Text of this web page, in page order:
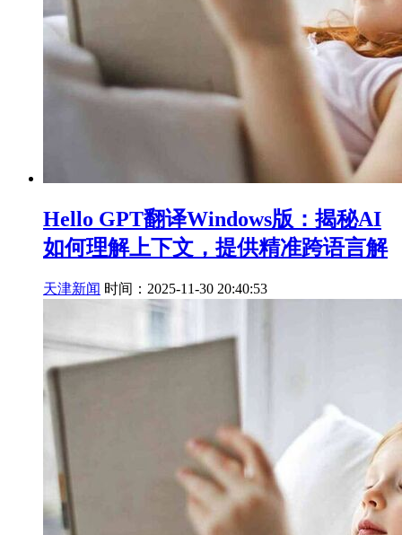
Hello GPT翻译Windows版：揭秘AI
如何理解上下文，提供精准跨语言解
天津新闻 时间：2025-11-30 20:40:53